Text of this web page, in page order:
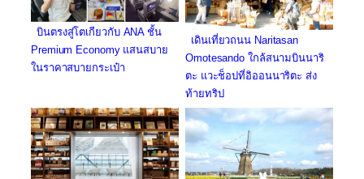
บินตรงสู่โตเกียวกับ ANA ชั้น
Premium Economy แสนสบาย
ในราคาสบายกระเป๋า
เดินเที่ยวถนน Naritasan
Omotesando ใกล้สนามบินนาริ
ตะ แวะช็อปที่อิออนนาริตะ ส่ง
ท้ายทริป